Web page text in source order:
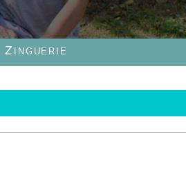
Zinguerie